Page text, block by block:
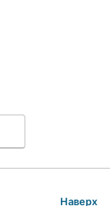
Наверх